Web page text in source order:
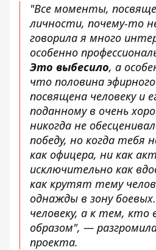
"Все моменты,
личности, почему-то
говорила я много
особенно
Это выбесило, а
что половина
посвящена человеку и
поданному в очень
никогда не
победу, но когда тебя
как офицера, ни как
исключительно как
как крутят тему
однажды в зону
человеку, а к тем, кто
образом", —
проекта.